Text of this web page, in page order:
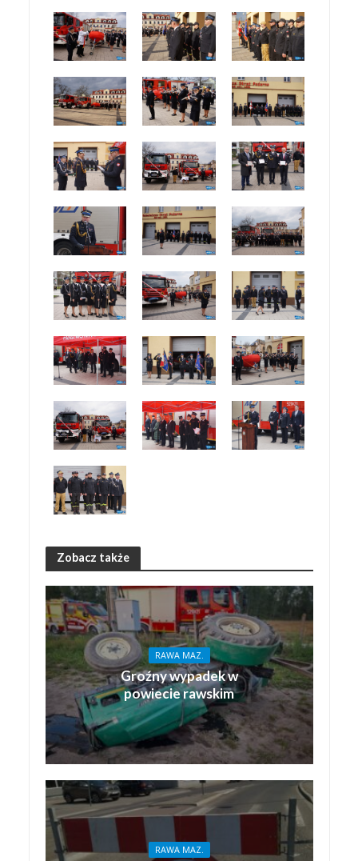
Zobacz także
RAWA MAZ.
Groźny wypadek w
powiecie rawskim
RAWA MAZ.